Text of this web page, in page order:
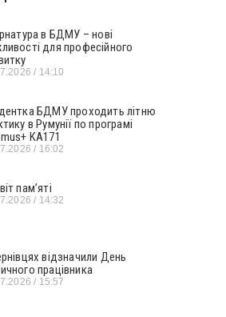
в БДМУ – нові
для професійного
14:10
БДМУ проходить літню
в Румунії по програмі
KA171
16:02
пам’яті
14:32
відзначили День
працівника
15:57